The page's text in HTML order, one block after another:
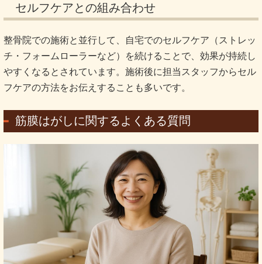
セルフケアとの組み合わせ
整骨院での施術と並行して、自宅でのセルフケア（ストレッ
チ・フォームローラーなど）を続けることで、効果が持続し
やすくなるとされています。施術後に担当スタッフからセル
フケアの方法をお伝えすることも多いです。
筋膜はがしに関するよくある質問